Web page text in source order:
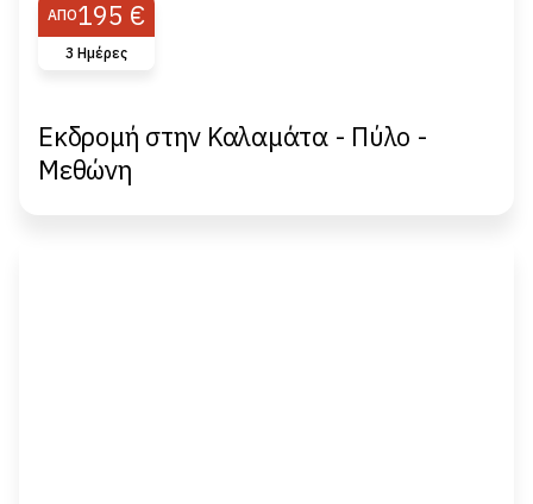
ΑΠΌ195 €
3 Ημέρες
Εκδρομή στην Καλαμάτα - Πύλο -
Μεθώνη